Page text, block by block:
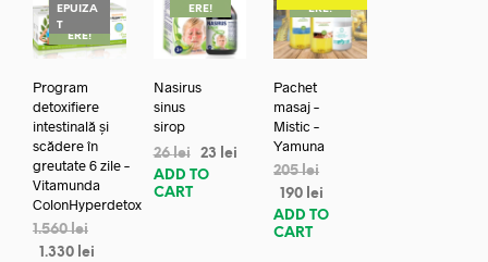
EPUIZA
TREDUC
ERE!
Program
detoxifiere
intestinală și
scădere în
greutate 6 zile –
Vitamunda
ColonHyperdetox
1.560lei
1.330 lei
ERE!
Nasirus
sinus
sirop
26lei 23
lei
ADD TO
CART
ERE!
Pachet
masaj –
Mistic –
Yamuna
205lei
190 lei
ADD TO
CART